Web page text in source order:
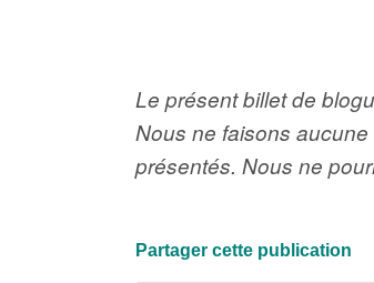
Le présent billet de
Nous ne faisons aucune
présentés. Nous ne
Partager cette publication